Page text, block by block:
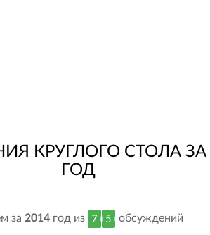
КРУГЛОГО СТОЛА ЗА
ГОД
за 2014 год из 7 5 обсуждений